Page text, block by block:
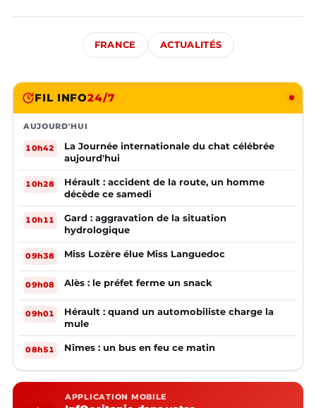
FRANCE ACTUALITÉS
FIL INFO24/7
AUJOURD'HUI
10h42
La Journée internationale du chat célébrée
aujourd'hui
10h28
Hérault : accident de la route, un homme
décède ce samedi
10h11
Gard : aggravation de la situation
hydrologique
09h38 Miss Lozère élue Miss Languedoc
09h08 Alès : le préfet ferme un snack
09h01
Hérault : quand un automobiliste charge la
mule
08h51 Nîmes : un bus en feu ce matin
APPLICATION MOBILE